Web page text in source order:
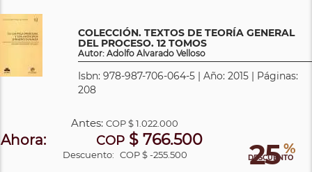
COLECCIÓN. TEXTOS DE TEORÍA GENERAL
DEL PROCESO. 12 TOMOS
Autor: Adolfo Alvarado Velloso
Isbn: 978-987-706-064-5 | Año: 2015 | Páginas:
208
25 %
DESCUENTO
Antes:COP$ 1.022.000
Ahora: COP$ 766.500
Descuento: COP $ -255.500